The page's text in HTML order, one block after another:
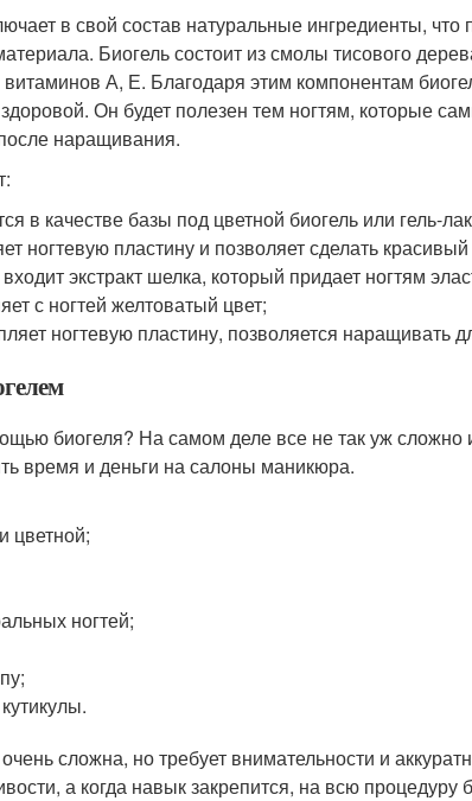
в свой состав натуральные ингредиенты, что
Биогель состоит из смолы тисового
А, Е. Благодаря этим компонентам
Он будет полезен тем ногтям, которые
наращивания.
в качестве базы под цветной биогель или гель-
ногтевую пластину и позволяет сделать
экстракт шелка, который придает ногтям
с ногтей желтоватый цвет;
ногтевую пластину, позволяется наращивать
биогеля? На самом деле все не так уж
время и деньги на салоны маникюра.
цветной;
ногтей;
сложна, но требует внимательности и
а когда навык закрепится, на всю процедуру